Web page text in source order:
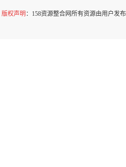
版权声明 ：158资源整合网所有资源由用户发